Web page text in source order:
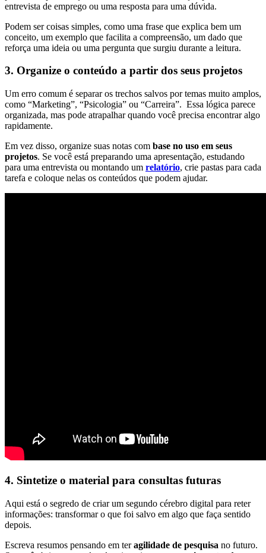
entrevista de emprego ou uma resposta para uma dúvida.
Podem ser coisas simples, como uma frase que explica bem um
conceito, um exemplo que facilita a compreensão, um dado que
reforça uma ideia ou uma pergunta que surgiu durante a leitura.
3. Organize o conteúdo a partir dos seus projetos
Um erro comum é separar os trechos salvos por temas muito amplos,
como “Marketing”, “Psicologia” ou “Carreira”. Essa lógica parece
organizada, mas pode atrapalhar quando você precisa encontrar algo
rapidamente.
Em vez disso, organize suas notas com base no uso em seus
projetos. Se você está preparando uma apresentação, estudando
para uma entrevista ou montando um relatório, crie pastas para cada
tarefa e coloque nelas os conteúdos que podem ajudar.
4. Sintetize o material para consultas futuras
Aqui está o segredo de criar um segundo cérebro digital para reter
informações: transformar o que foi salvo em algo que faça sentido
depois.
Escreva resumos pensando em teragilidade de pesquisa no futuro.